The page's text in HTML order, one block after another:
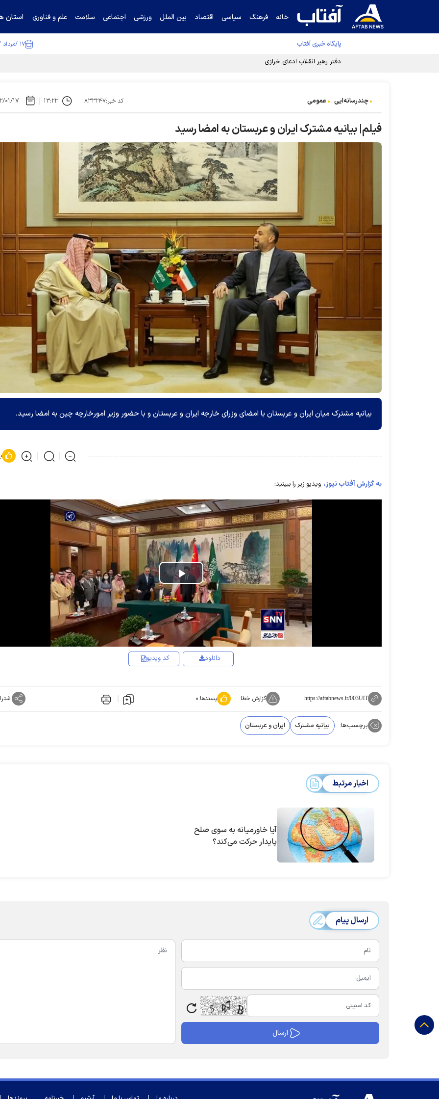
خانه فرهنگ سیاسی اقتصاد بین الملل ورزشی اجتماعی سلامت علم و فناوری استان
پایگاه خبری آفتاب ۱۷ /مرداد /۱۴۰۵
دفتر رهبر انقلاب ادعای خرازی درباره پزشکیان را تکذیب کرد
چندرسانه‌ایی عمومی کد خبر:۸۳۳۲۴۷ ۱۳:۲۳ ۱۴۰۲/
فیلم| بیانیه مشترک ایران و عربستان به امضا رسید
بیانیه مشترک میان ایران و عربستان با امضای وزرای خارجه ایران و عربستان و با حضور وزیر امورخارچه چین به امضا رسید.
به گزارش آفتاب نیوز، ویدیو زیر را ببینید:
Play
Video
کد ویدیو دانلود
https://aftabnews.ir/003UlT گزارش خطا پسندها:۰
برچسب‌ها: بیانیه مشترک ایران و عربستان
اخبار مرتبط
آیا خاورمیانه به سوی صلح
پایدار حرکت می‌کند؟
ارسال پیام